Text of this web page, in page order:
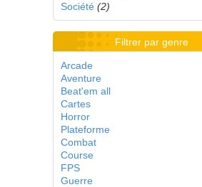
Société (2)
Filtrer par genre
Arcade
Aventure
Beat'em all
Cartes
Horror
Plateforme
Combat
Course
FPS
Guerre